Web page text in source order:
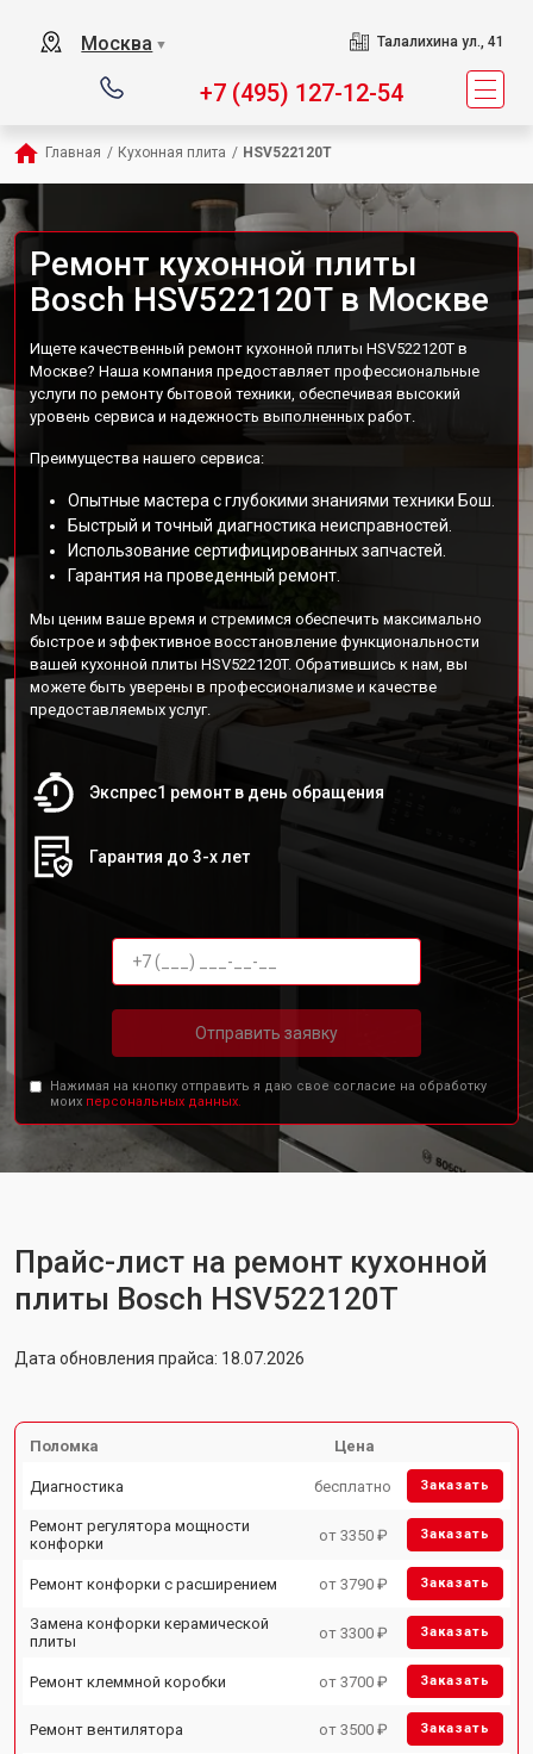
Москва ▼ Талалихина ул., 41
+7 (495) 127-12-54
Главная / Кухонная плита / HSV522120T
Ремонт кухонной плиты
Bosch HSV522120T в Москве
Ищете качественный ремонт кухонной плиты HSV522120T в
Москве? Наша компания предоставляет профессиональные
услуги по ремонту бытовой техники, обеспечивая высокий
уровень сервиса и надежность выполненных работ.
Преимущества нашего сервиса:
Опытные мастера с глубокими знаниями техники Бош.
Быстрый и точный диагностика неисправностей.
Использование сертифицированных запчастей.
Гарантия на проведенный ремонт.
Мы ценим ваше время и стремимся обеспечить максимально
быстрое и эффективное восстановление функциональности
вашей кухонной плиты HSV522120T. Обратившись к нам, вы
можете быть уверены в профессионализме и качестве
предоставляемых услуг.
Экспрес1 ремонт в день обращения
Гарантия до 3-х лет
Отправить заявку
Нажимая на кнопку отправить я даю свое согласие на обработку
моих персональных данных.
Прайс-лист на ремонт кухонной
плиты Bosch HSV522120T
Дата обновления прайса: 18.07.2026
Поломка Цена
Диагностика бесплатно Заказать
Ремонт регулятора мощности
конфорки
от 3350 ₽ Заказать
Ремонт конфорки с расширением от 3790 ₽ Заказать
Замена конфорки керамической
плиты
от 3300 ₽ Заказать
Ремонт клеммной коробки от 3700 ₽ Заказать
Ремонт вентилятора от 3500 ₽ Заказать